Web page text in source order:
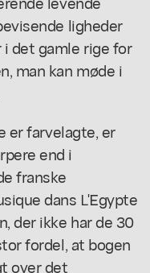
ligheder
det gamle rige for
man kan møde i
er farvelagte, er
end i
franske
dans L'Egypte
der ikke har de 30
fordel, at bogen
over det